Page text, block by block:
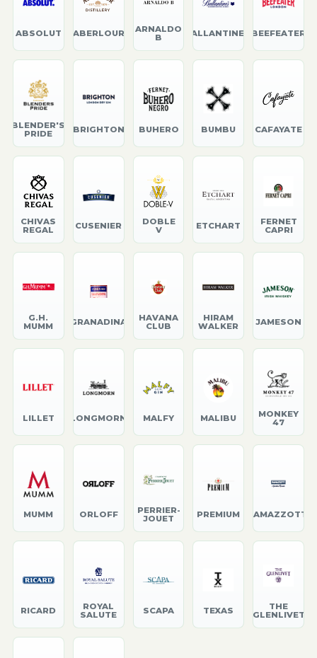
ABSOLUT ABERLOUR
ARNALDO
B
BALLANTINE'S BEEFEATER
BLENDER'S
PRIDE
BRIGHTON BUHERO BUMBU CAFAYATE
CHIVAS
REGAL
CUSENIER
DOBLE
V
ETCHART
FERNET
CAPRI
G.H.
MUMM
GRANADINA
HAVANA
CLUB
HIRAM
WALKER
JAMESON
LILLET LONGMORN MALFY MALIBU
MONKEY
47
MUMM ORLOFF
PERRIER-
JOUET
PREMIUM RAMAZZOTTI
RICARD
ROYAL
SALUTE
SCAPA TEXAS
THE
GLENLIVET